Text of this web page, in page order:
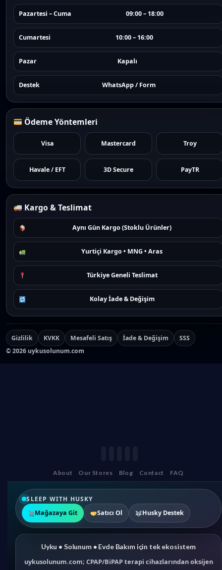
Pazartesi – Cuma 09:00 – 18:00
Cumartesi 10:00 – 16:00
Pazar Kapalı
Destek WhatsApp / Form
Ödeme Yöntemleri
Visa Mastercard Troy
Havale / EFT 3D Secure PayTR
Kargo & Teslimat
Aynı Gün Kargo (Stoklu Ürünler)
Yurtiçi Kargo • MNG • Aras
Türkiye Geneli Teslimat
Kolay İade & Değişim
Gizlilik KVKK Mesafeli Satış İade & Değişim
SSS
©2026 uykusolunum.com
About Our Stores Blog Contact FAQ
SLEEP WITH HUSKY
Mağazaya Git
Satıcı Ol Husky Destek
Uyku • Solunum • Evde Bakım için tek ekosistem
uykusolunum.com; CPAP/BiPAP terapi cihazlarından oksijen